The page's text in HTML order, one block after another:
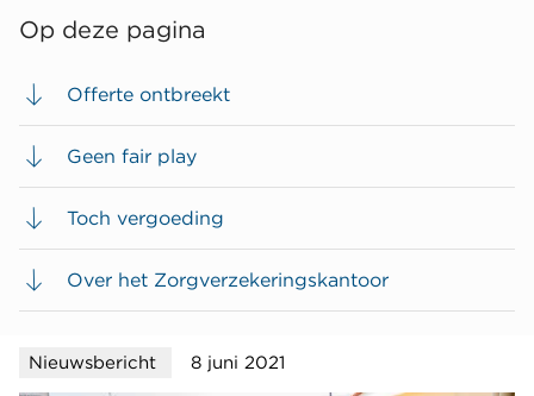
Op deze pagina
Offerte ontbreekt
Geen fair play
Toch vergoeding
Over het Zorgverzekeringskantoor
Nieuwsbericht 8 juni 2021